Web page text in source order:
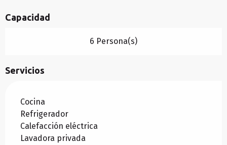
Capacidad
6 Persona(s)
Servicios
Cocina
Refrigerador
Calefacción eléctrica
Lavadora privada